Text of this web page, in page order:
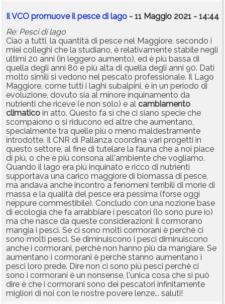
Il VCO promuove il pesce di lago - 11 Maggio 2021 - 14:44
Re: Pesci di lago
Ciao a tutti, la quantità di pesce nel Maggiore, secondo i
miei colleghi che la studiano, è relativamente stabile negli
ultimi 20 anni (in leggero aumento), ed è più bassa di
quella degli anni 80 e più alta di quella degli anni 90. Dati
molto simili si vedono nel pescato professionale. Il Lago
Maggiore, come tutti i laghi subalpini, è in un periodo di
evoluzione, dovuto sia al minore inquinamento da
nutrienti che riceve (e non solo) e al cambiamento
climatico in atto. Questo fa sì che ci siano specie che
scompaiono o si riducono ed altre che aumentano,
specialmente tra quelle più o meno maldestramente
introdotte. Il CNR di Pallanza coordina vari progetti in
questo settore, al fine di tutelare la fauna che a noi piace
di più, o che è più consona all'ambiente che vogliamo.
Quando il lago era più inquinato e ricco di nutrienti
supportava una carico maggiore di biomassa di pesce,
ma andava anche incontro a fenomeni terribili di morie di
massa e la qualità del pesce era pessima (forse oggi
neppure commestibile). Concludo con una nozione base
di ecologia che fa arrabbiare i pescatori (lo sono pure io)
ma che nasce da queste considerazioni: il cormorano
mangia i pesci. Se ci sono molti cormorani è perchè ci
sono molti pesci. Se diminuiscono i pesci diminuiscono
anche i cormorani, perchè non hanno più da mangiare. Se
aumentano i cormorani è perchè stanno aumentano i
pesci loro prede. Dire non ci sono più pesci perchè ci
sono i cormorani è un nonsense, l'unica cosa che si può
dire è che i cormorani sono dei pescatori infinitamente
migliori di noi con le nostre povere lenze... saluti!